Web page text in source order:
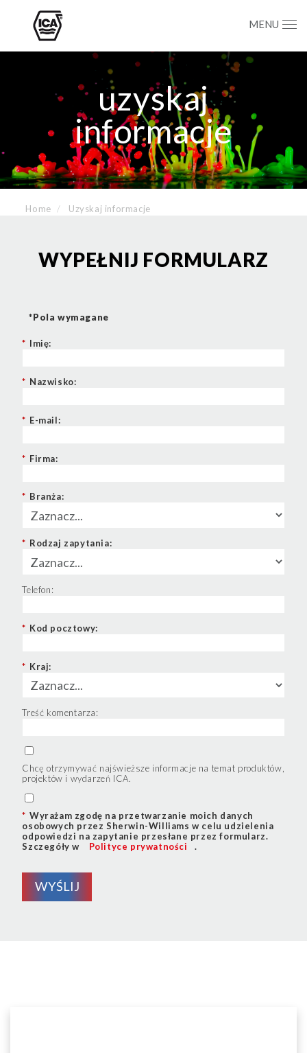
MENU
uzyskaj
informacje
Home Uzyskaj informacje
WYPEŁNIJ FORMULARZ
*Pola wymagane
* Imię:
* Nazwisko:
* E-mail:
* Firma:
* Branża:
* Rodzaj zapytania:
Telefon:
* Kod pocztowy:
* Kraj:
Treść komentarza:
Chcę otrzymywać najświeższe informacje na temat produktów,
projektów i wydarzeń ICA.
* Wyrażam zgodę na przetwarzanie moich danych
osobowych przez Sherwin-Williams w celu udzielenia
odpowiedzi na zapytanie przesłane przez formularz.
Szczegóły w
Polityce prywatności .
WYŚLIJ